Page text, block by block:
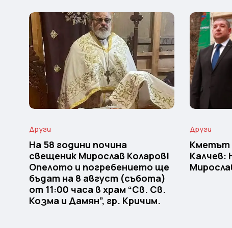
Други
На 58 години почина
свещеник Мирослав Коларов!
Опелото и погребението ще
бъдат на 8 август (събота)
от 11:00 часа в храм “Св. Св.
Козма и Дамян”, гр. Кричим.
Други
Кметът
Калчев: